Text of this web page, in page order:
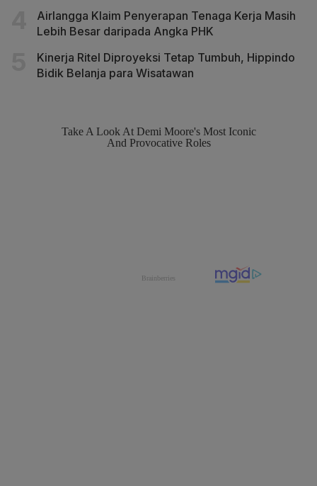
Airlangga Klaim Penyerapan Tenaga Kerja Masih
Lebih Besar daripada Angka PHK
Kinerja Ritel Diproyeksi Tetap Tumbuh, Hippindo
Bidik Belanja para Wisatawan